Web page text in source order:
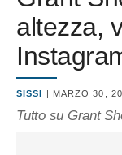
altezza,
SISSI | MARZO 30,
Tutto su Grant